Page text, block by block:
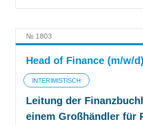
№ 1803
Head of Finance (m/w/
INTERIMISTISCH
Leitung der
einem Großhändler für